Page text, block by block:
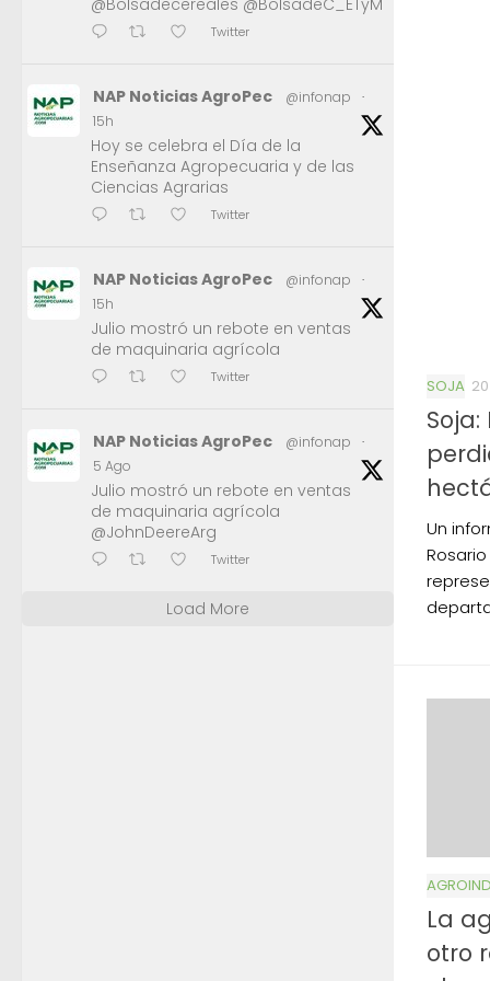
SOJA
Un
La
otro
@Bolsadecereales @BolsadeC_ETyM
Twitter
NAP Noticias AgroPec @infonap
·
15h
Hoy se celebra el Día de la
Enseñanza Agropecuaria y de las
Ciencias Agrarias
Twitter
NAP Noticias AgroPec @infonap
·
15h
Julio mostró un rebote en ventas
de maquinaria agrícola
Twitter
NAP Noticias AgroPec @infonap
·
5 Ago
Julio mostró un rebote en ventas
de maquinaria agrícola
@JohnDeereArg
Twitter
Load More